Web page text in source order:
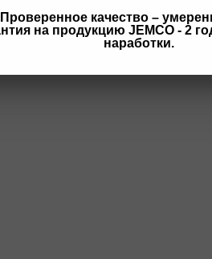
Проверенное качество –
на продукцию JEMCO - 2
наработки.
12 зубьев MM